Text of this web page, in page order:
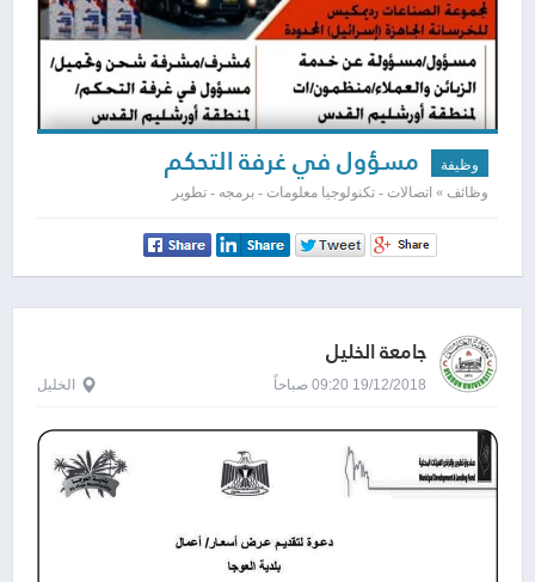
وظيفة مسؤول في غرفة التحكم
وظائف » اتصالات - تكنولوجيا معلومات - برمجه - تطوير
جامعة الخليل
19/12/2018 09:20 صباحاً الخليل